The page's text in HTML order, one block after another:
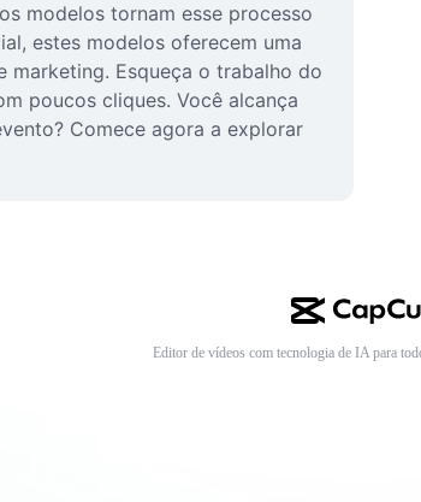
modelos tornam esse processo
estes modelos oferecem uma
marketing. Esqueça o trabalho do
poucos cliques. Você alcança
Comece agora a explorar
Editor de vídeos com tecnologia de IA para